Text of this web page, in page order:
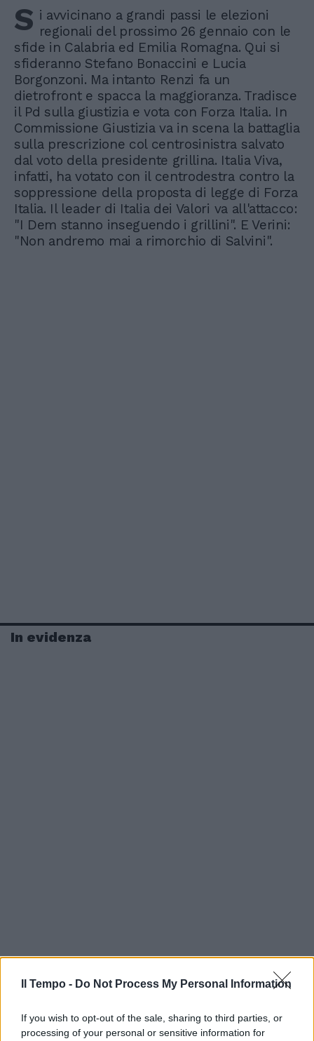
Il Tempo - Do Not Process My Personal Information
If you wish to opt-out of the sale, sharing to third parties, or
processing of your personal or sensitive information for
S i avvicinano a grandi passi le elezioni
regionali del prossimo 26 gennaio con le
sfide in Calabria ed Emilia Romagna. Qui si
sfideranno Stefano Bonaccini e Lucia
Borgonzoni. Ma intanto Renzi fa un
dietrofront e spacca la maggioranza. Tradisce
il Pd sulla giustizia e vota con Forza Italia. In
Commissione Giustizia va in scena la battaglia
sulla prescrizione col centrosinistra salvato
dal voto della presidente grillina. Italia Viva,
infatti, ha votato con il centrodestra contro la
soppressione della proposta di legge di Forza
Italia. Il leader di Italia dei Valori va all'attacco:
"I Dem stanno inseguendo i grillini". E Verini:
"Non andremo mai a rimorchio di Salvini".
In evidenza